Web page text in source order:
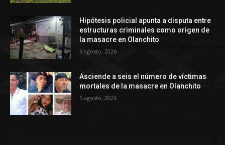
Hipótesis policial apunta a disputa entre
estructuras criminales como origen de
la masacre en Olanchito
5 agosto, 2026
Asciende a seis el número de víctimas
mortales de la masacre en Olanchito
5 agosto, 2026